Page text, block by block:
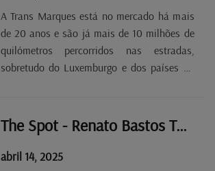
A Trans Marques está no mercado há mais
de 20 anos e são já mais de 10 milhões de
quilómetros percorridos nas estradas,
sobretudo do Luxemburgo e dos países da
Marques, fundador da empresa, salienta
que atualmente se dedica mais ao...
The Spot - Renato Bastos Tp. 2 Ep. 61
abril 14, 2025